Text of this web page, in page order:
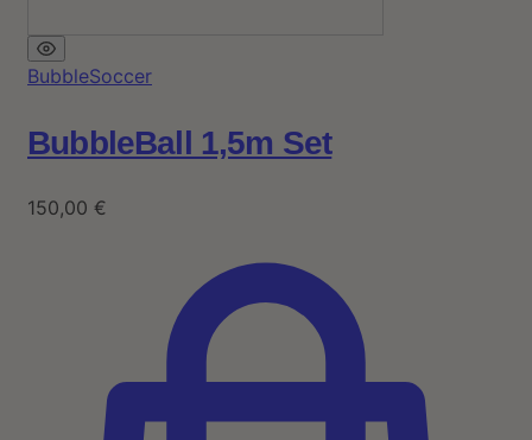
BubbleSoccer
BubbleBall 1,5m Set
150,00 €